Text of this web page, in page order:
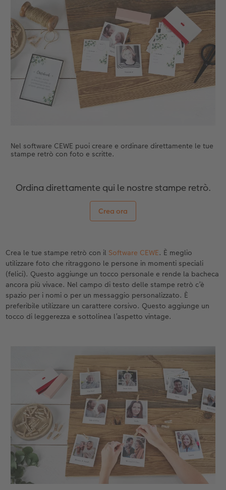
Nel software CEWE puoi creare e ordinare direttamente le tue
stampe retrò con foto e scritte.
Ordina direttamente qui le nostre stampe retrò.
Crea ora
Crea le tue stampe retrò con il Software CEWE. È meglio
utilizzare foto che ritraggono le persone in momenti speciali
(felici). Questo aggiunge un tocco personale e rende la bacheca
ancora più vivace. Nel campo di testo delle stampe retrò c’è
spazio per i nomi o per un messaggio personalizzato. È
preferibile utilizzare un carattere corsivo. Questo aggiunge un
tocco di leggerezza e sottolinea l’aspetto vintage.